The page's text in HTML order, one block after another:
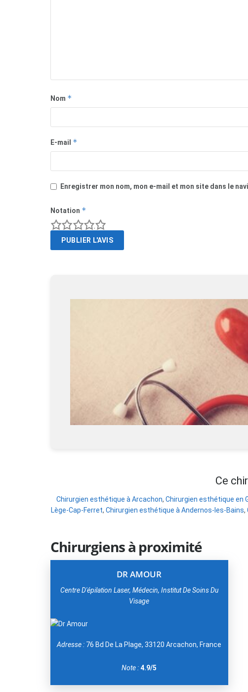
Nom *
E-mail *
Enregistrer mon nom, mon e-mail et mon site dans le
Notation *
5
4
3
2
1
Ce
Chirurgien esthétique à Arcachon, Chirurgien esthétique en
Lège-Cap-Ferret, Chirurgien esthétique à Andernos-les-Bains,
Chirurgiens à proximité
DR AMOUR
Centre D'épilation Laser, Médecin, Institut De Soins Du
Visage
Adresse : 76 Bd De La Plage, 33120 Arcachon, France
Note : 4.9/5